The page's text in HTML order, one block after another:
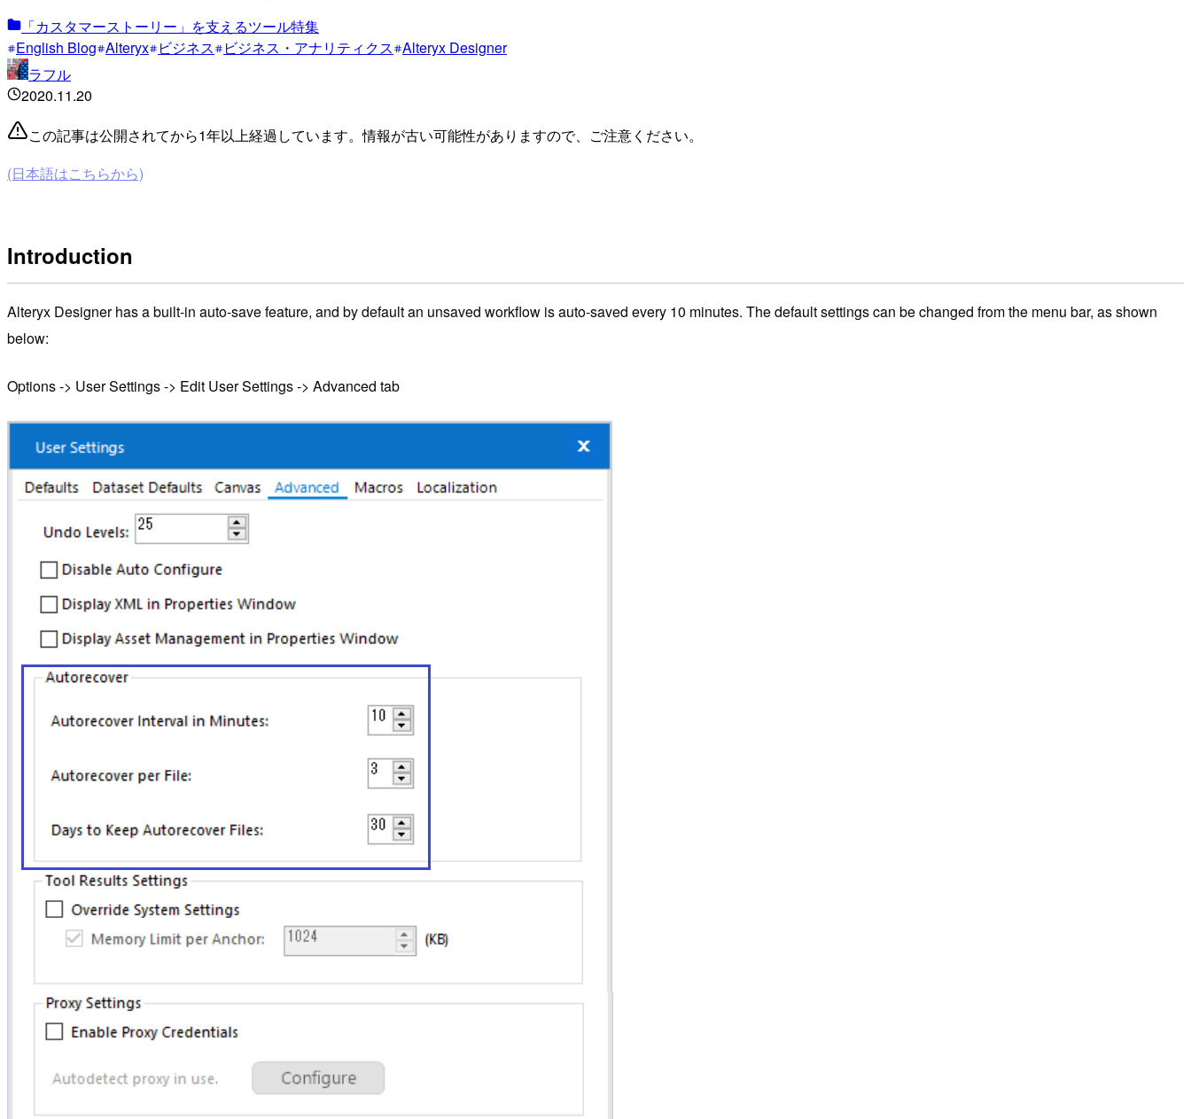
「カスタマーストーリー」を支えるツール特集
English Blog Alteryx ビジネス ビジネス・アナリティクス Alteryx Designer
ラフル
2020.11.20
この記事は公開されてから1年以上経過しています。情報が古い可能性がありますので、ご注意ください。
(日本語はこちらから)
Introduction
Alteryx Designer has a built-in auto-save feature, and by default an unsaved workflow is auto-saved every 10 minutes. The default settings can be changed from the menu bar, as shown
below:
Options -> User Settings -> Edit User Settings -> Advanced tab